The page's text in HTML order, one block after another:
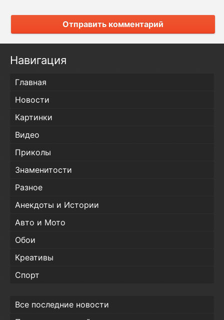
Отправить комментарий
Навигация
Главная
Новости
Картинки
Видео
Приколы
Знаменитости
Разное
Анекдоты и Истории
Авто и Мото
Обои
Креативы
Спорт
Все последние новости